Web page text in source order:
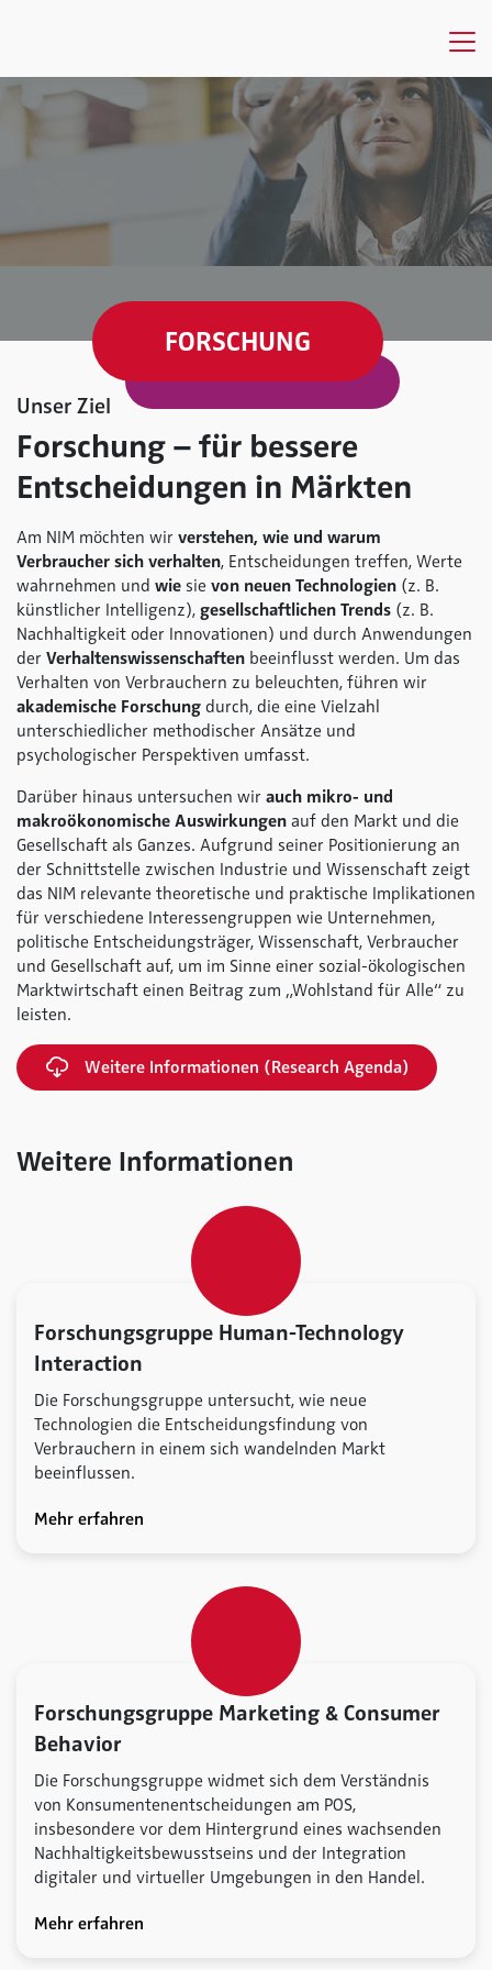
FORSCHUNG
Unser Ziel
Forschung – für bessere
Entscheidungen in Märkten
Am NIM möchten wir verstehen, wie und warum
Verbraucher sich verhalten, Entscheidungen treffen, Werte
wahrnehmen und wie sie von neuen Technologien (z. B.
künstlicher Intelligenz), gesellschaftlichen Trends (z. B.
Nachhaltigkeit oder Innovationen) und durch Anwendungen
der Verhaltenswissenschaften beeinflusst werden. Um das
Verhalten von Verbrauchern zu beleuchten, führen wir
akademische Forschung durch, die eine Vielzahl
unterschiedlicher methodischer Ansätze und
psychologischer Perspektiven umfasst.
Darüber hinaus untersuchen wir auch mikro- und
makroökonomische Auswirkungen auf den Markt und die
Gesellschaft als Ganzes. Aufgrund seiner Positionierung an
der Schnittstelle zwischen Industrie und Wissenschaft zeigt
das NIM relevante theoretische und praktische Implikationen
für verschiedene Interessengruppen wie Unternehmen,
politische Entscheidungsträger, Wissenschaft, Verbraucher
und Gesellschaft auf, um im Sinne einer sozial-ökologischen
Marktwirtschaft einen Beitrag zum „Wohlstand für Alle“ zu
leisten.
Weitere Informationen (Research Agenda)
Weitere Informationen
Forschungsgruppe Human-Technology
Interaction
Die Forschungsgruppe untersucht, wie neue
Technologien die Entscheidungsfindung von
Verbrauchern in einem sich wandelnden Markt
beeinflussen.
Mehr erfahren
Forschungsgruppe Marketing & Consumer
Behavior
Die Forschungsgruppe widmet sich dem Verständnis
von Konsumentenentscheidungen am POS,
insbesondere vor dem Hintergrund eines wachsenden
Nachhaltigkeitsbewusstseins und der Integration
digitaler und virtueller Umgebungen in den Handel.
Mehr erfahren